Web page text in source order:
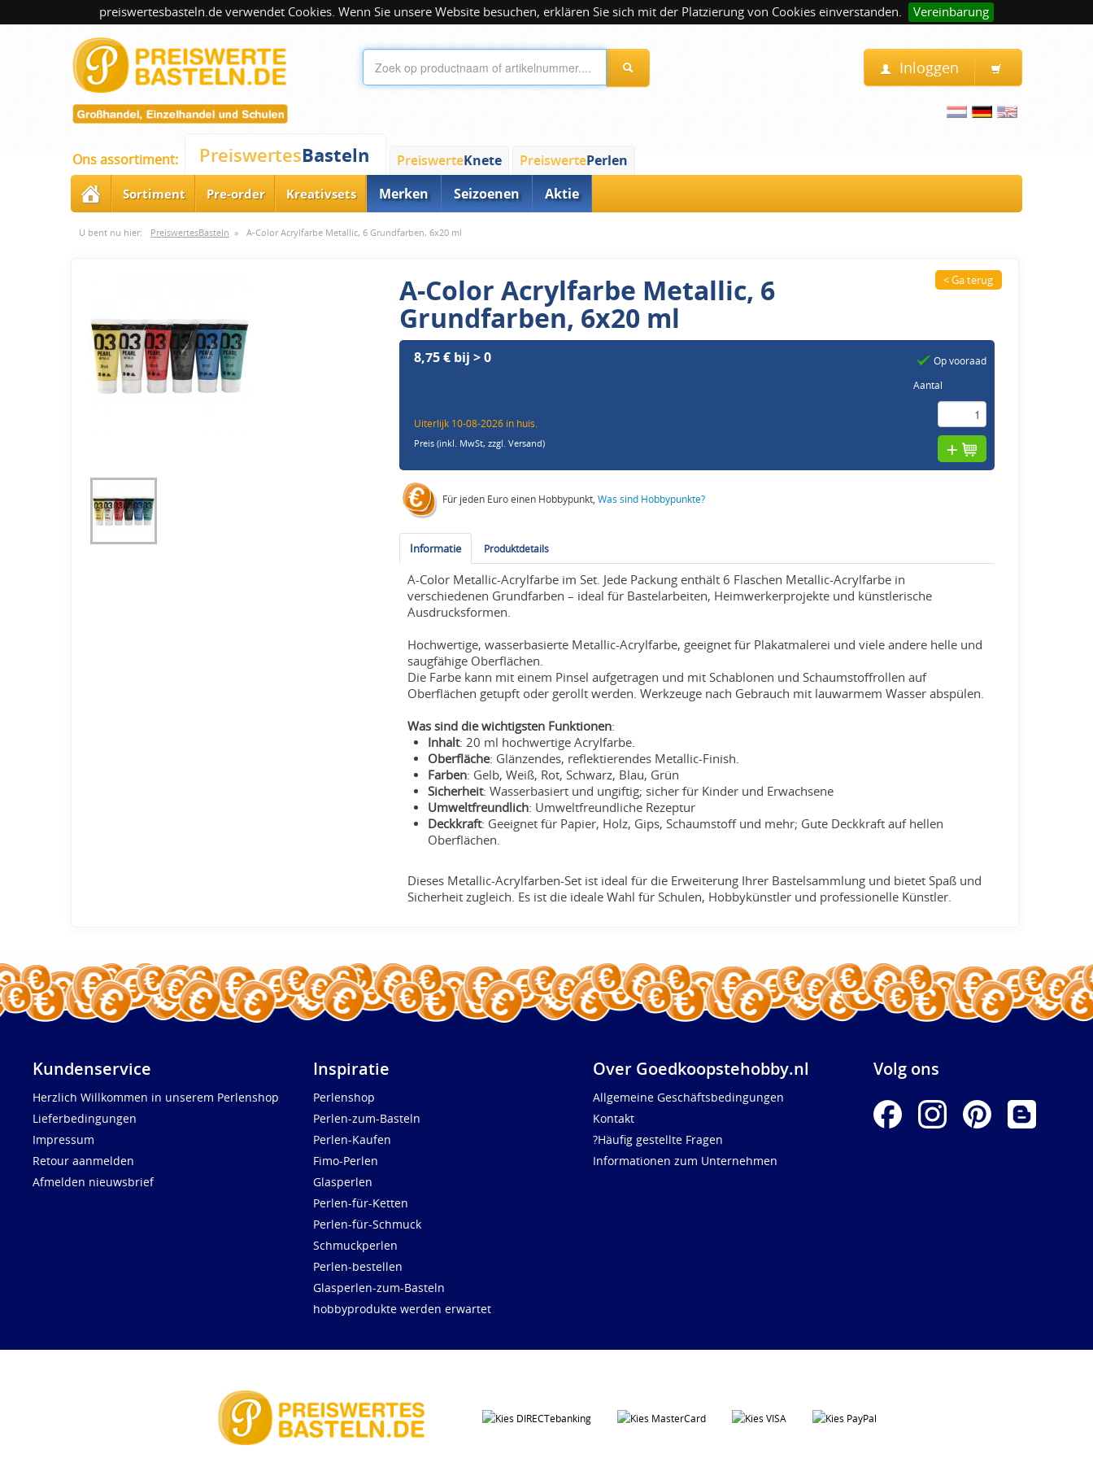
preiswertesbasteln.de verwendet Cookies. Wenn Sie unsere Website besuchen, erklären Sie sich mit der Platzierung von Cookies einverstanden. Vereinbarung
Inloggen
Ons assortiment: PreiswertesBasteln PreiswerteKnete PreiswertePerlen
Sortiment Pre-order Kreativsets Merken Seizoenen Aktie
U bent nu hier: PreiswertesBasteln » A-Color Acrylfarbe Metallic, 6 Grundfarben, 6x20 ml
A-Color Acrylfarbe Metallic, 6
Grundfarben, 6x20 ml
< Ga terug
8,75 € bij > 0
Uiterlijk 10-08-2026 in huis.
Preis (inkl. MwSt,zzgl. Versand)
Op vooraad
Aantal
Für jeden Euro einen Hobbypunkt,Was sind Hobbypunkte?
Informatie Produktdetails
A-Color Metallic-Acrylfarbe im Set. Jede Packung enthält 6 Flaschen Metallic-Acrylfarbe in
verschiedenen Grundfarben – ideal für Bastelarbeiten, Heimwerkerprojekte und künstlerische
Ausdrucksformen.
Hochwertige, wasserbasierte Metallic-Acrylfarbe, geeignet für Plakatmalerei und viele andere helle und
saugfähige Oberflächen.
Die Farbe kann mit einem Pinsel aufgetragen und mit Schablonen und Schaumstoffrollen auf
Oberflächen getupft oder gerollt werden. Werkzeuge nach Gebrauch mit lauwarmem Wasser abspülen.
Was sind die wichtigsten Funktionen:
Inhalt: 20 ml hochwertige Acrylfarbe.
Oberfläche: Glänzendes, reflektierendes Metallic-Finish.
Farben: Gelb, Weiß, Rot, Schwarz, Blau, Grün
Sicherheit: Wasserbasiert und ungiftig; sicher für Kinder und Erwachsene
Umweltfreundlich: Umweltfreundliche Rezeptur
Deckkraft: Geeignet für Papier, Holz, Gips, Schaumstoff und mehr; Gute Deckkraft auf hellen
Oberflächen.
Dieses Metallic-Acrylfarben-Set ist ideal für die Erweiterung Ihrer Bastelsammlung und bietet Spaß und
Sicherheit zugleich. Es ist die ideale Wahl für Schulen, Hobbykünstler und professionelle Künstler.
Kundenservice
Herzlich Willkommen in unserem Perlenshop
Lieferbedingungen
Impressum
Retour aanmelden
Afmelden nieuwsbrief
Inspiratie
Perlenshop
Perlen-zum-Basteln
Perlen-Kaufen
Fimo-Perlen
Glasperlen
Perlen-für-Ketten
Perlen-für-Schmuck
Schmuckperlen
Perlen-bestellen
Glasperlen-zum-Basteln
hobbyprodukte werden erwartet
Over Goedkoopstehobby.nl
Allgemeine Geschäftsbedingungen
Kontakt
?Häufig gestellte Fragen
Informationen zum Unternehmen
Volg ons